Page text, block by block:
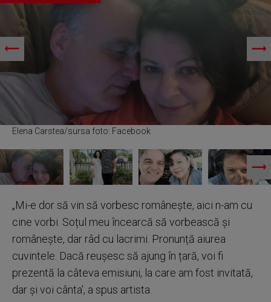
Elena Carstea/sursa foto: Facebook
„Mi-e dor să vin să vorbesc românește, aici n-am cu
cine vorbi. Soțul meu încearcă să vorbească și
românește, dar râd cu lacrimi. Pronunță aiurea
cuvintele. Dacă reușesc să ajung în țară, voi fi
prezentă la câteva emisiuni, la care am fost invitată,
dar și voi cânta', a spus artista.